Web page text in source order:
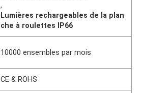
,
Lumières rechargeables de la plan
che à roulettes IP66
10000 ensembles par mois
CE & ROHS